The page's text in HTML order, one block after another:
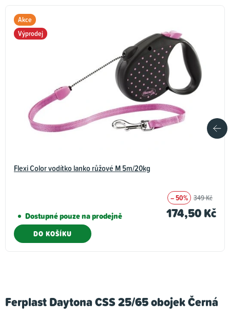
Akce
Výprodej
Flexi Color vodítko lanko růžové M 5m/20kg
Dostupné pouze na prodejně
– 50% 349 Kč
174,50 Kč
DO KOŠÍKU
Ferplast Daytona CSS 25/65 obojek Černá